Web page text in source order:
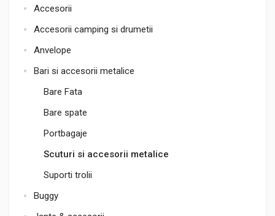
Accesorii
Accesorii camping si drumetii
Anvelope
Bari si accesorii metalice
Bare Fata
Bare spate
Portbagaje
Scuturi si accesorii metalice
Suporti trolii
Buggy